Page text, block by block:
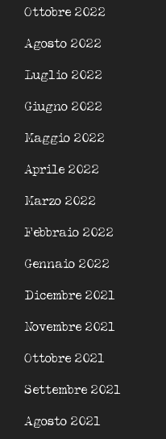
Ottobre 2022
Agosto 2022
Luglio 2022
Giugno 2022
Maggio 2022
Aprile 2022
Marzo 2022
Febbraio 2022
Gennaio 2022
Dicembre 2021
Novembre 2021
Ottobre 2021
Settembre 2021
Agosto 2021